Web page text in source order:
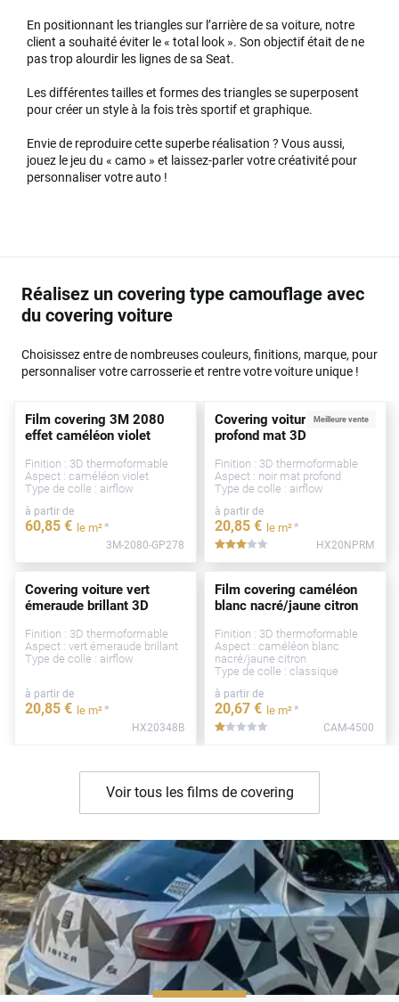
En positionnant les triangles sur l’arrière de sa voiture, notre
client a souhaité éviter le « total look ». Son objectif était de ne
pas trop alourdir les lignes de sa Seat.
Les différentes tailles et formes des triangles se superposent
pour créer un style à la fois très sportif et graphique.
Envie de reproduire cette superbe réalisation ? Vous aussi,
jouez le jeu du « camo » et laissez-parler votre créativité pour
personnaliser votre auto !
Réalisez un covering type camouflage avec
du covering voiture
Choisissez entre de nombreuses couleurs, finitions, marque, pour
personnaliser votre carrosserie et rentre votre voiture unique !
Film covering 3M 2080
effet caméléon violet
Finition : 3D thermoformable
Aspect : caméléon violet
Type de colle : airflow
à partir de
60,85 € le m²*
3M-2080-GP278
Meilleure vente
Covering voiture noir
profond mat 3D
Finition : 3D thermoformable
Aspect : noir mat profond
Type de colle : airflow
à partir de
20,85 € le m²*
***** HX20NPRM
Covering voiture vert
émeraude brillant 3D
Finition : 3D thermoformable
Aspect : vert émeraude brillant
Type de colle : airflow
à partir de
20,85 € le m²*
HX20348B
Film covering caméléon
blanc nacré/jaune citron
Finition : 3D thermoformable
Aspect : caméléon blanc
nacré/jaune citron
Type de colle : classique
à partir de
20,67 € le m²*
***** CAM-4500
Voir tous les films de covering